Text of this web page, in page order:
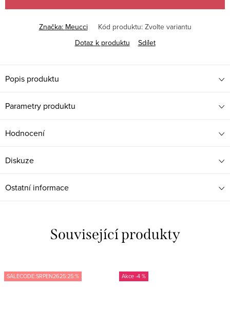
Značka: Meucci Kód produktu: Zvolte variantu
Dotaz k produktu
Sdílet
Popis produktu
Parametry produktu
Hodnocení
Diskuze
Ostatní informace
Související produkty
SALECODE:SRPEN2625:25:% -4 %